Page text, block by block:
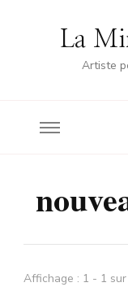
La
Artiste
Affichage : 1 - 1 sur